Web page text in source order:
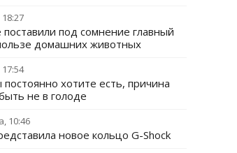
под сомнение главный
домашних животных
постоянно хотите есть, причина
не в голоде
10:46
новое кольцо G-Shock